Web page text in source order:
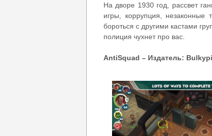
На дворе 1930 год, рассвет
игры, коррупция, незаконные
бороться с другими кастами
полиция чухнет про вас.
AntiSquad – Издатель: